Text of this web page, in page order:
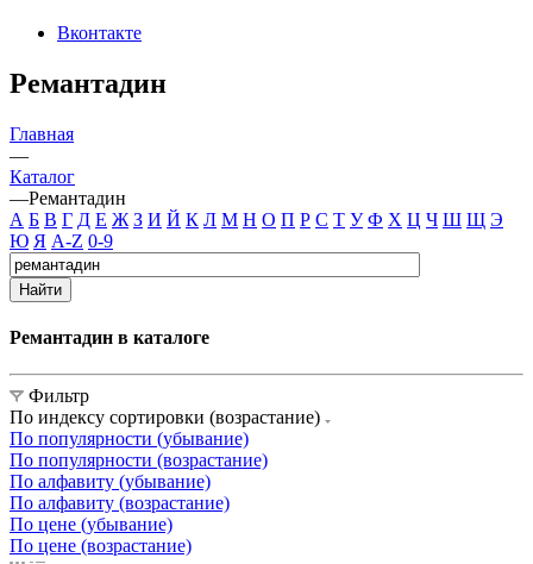
Вконтакте
Ремантадин
Главная
—
Каталог
—Ремантадин
А Б В Г Д Е Ж З И Й К Л М Н О П Р С Т У Ф Х Ц Ч Ш Щ Э
Ю Я A-Z 0-9
Найти
Ремантадин в каталоге
Фильтр
По индексу сортировки (возрастание)
По популярности (убывание)
По популярности (возрастание)
По алфавиту (убывание)
По алфавиту (возрастание)
По цене (убывание)
По цене (возрастание)